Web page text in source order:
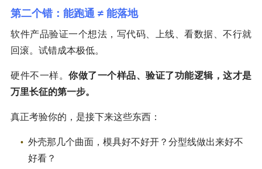
第二个错：能跑通 ≠ 能落地
软件产品验证一个想法，写代码、上线、看数据、不行就
回滚。试错成本极低。
硬件不一样。 你做了一个样品、验证了功能逻辑，这才是
万里长征的第一步。
真正考验你的，是接下来这些东西：
外壳那几个曲面，模具好不好开？分型线做出来好不
好看？